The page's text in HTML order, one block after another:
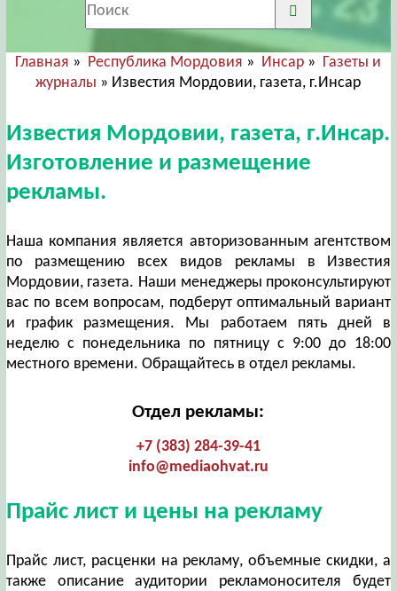
Главная » Республика Мордовия » Инсар » Газеты и
журналы » Известия Мордовии, газета, г.Инсар
Известия Мордовии, газета, г.Инсар.
Изготовление и размещение
рекламы.
Наша компания является авторизованным агентством
по размещению всех видов рекламы в Известия
Мордовии, газета. Наши менеджеры проконсультируют
вас по всем вопросам, подберут оптимальный вариант
и график размещения. Мы работаем пять дней в
неделю с понедельника по пятницу с 9:00 до 18:00
местного времени. Обращайтесь в отдел рекламы.
Отдел рекламы:
+7 (383) 284-39-41
info@mediaohvat.ru
Прайс лист и цены на рекламу
Прайс лист, расценки на рекламу, объемные скидки, а
также описание аудитории рекламоносителя будет